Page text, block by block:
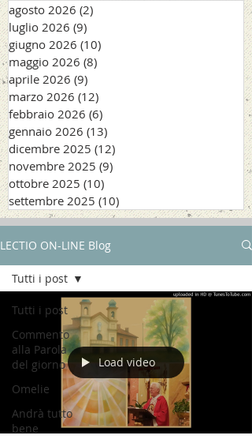
agosto 2026 (2)
luglio 2026 (9)
giugno 2026 (10)
maggio 2026 (8)
aprile 2026 (9)
marzo 2026 (12)
febbraio 2026 (6)
gennaio 2026 (13)
dicembre 2025 (12)
novembre 2025 (9)
ottobre 2025 (10)
settembre 2025 (10)
LECTIO ON-LINE Blog
Tutti i post
Commento
alla Parola
del giorno
Omelie
Andrà tutto
bene
Tutti i post
Load video